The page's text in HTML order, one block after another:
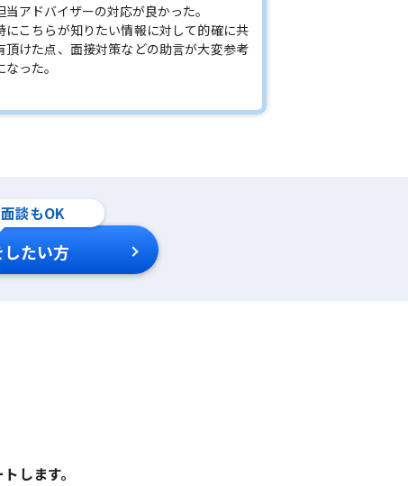
当アドバイザーの対応が良かった。
にこちらが知りたい情報に対して的確に共
頂けた点、面接対策などの助言が大変参考
なった。
談もOK
たい方
します。